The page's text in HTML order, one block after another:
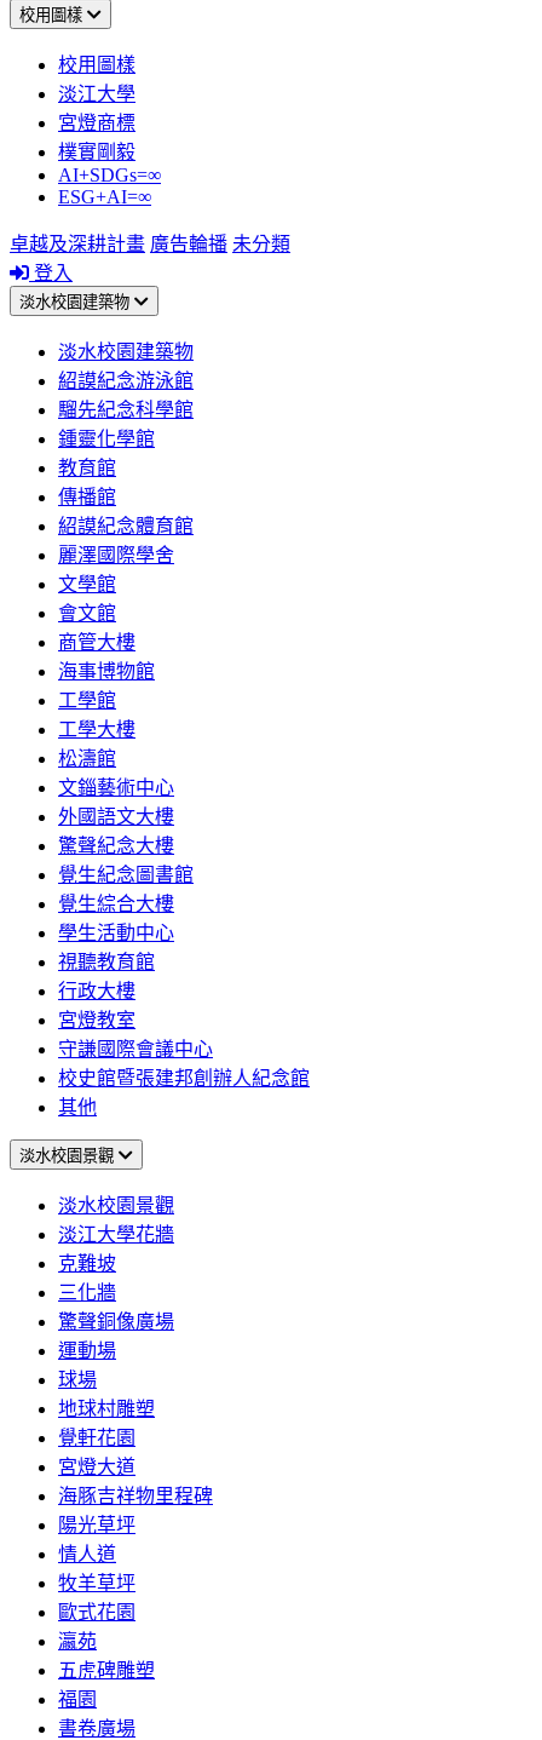
校用圖樣
校用圖樣
淡江大學
宮燈商標
樸實剛毅
AI+SDGs=∞
ESG+AI=∞
卓越及深耕計畫 廣告輪播 未分類
登入
淡水校園建築物
淡水校園建築物
紹謨紀念游泳館
騮先紀念科學館
鍾靈化學館
教育館
傳播館
紹謨紀念體育館
麗澤國際學舍
文學館
會文館
商管大樓
海事博物館
工學館
工學大樓
松濤館
文錙藝術中心
外國語文大樓
驚聲紀念大樓
覺生紀念圖書館
覺生綜合大樓
學生活動中心
視聽教育館
行政大樓
宮燈教室
守謙國際會議中心
校史館暨張建邦創辦人紀念館
其他
淡水校園景觀
淡水校園景觀
淡江大學花牆
克難坡
三化牆
驚聲銅像廣場
運動場
球場
地球村雕塑
覺軒花園
宮燈大道
海豚吉祥物里程碑
陽光草坪
情人道
牧羊草坪
歐式花園
瀛苑
五虎碑雕塑
福園
書卷廣場